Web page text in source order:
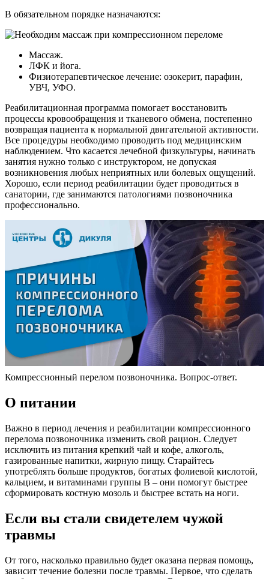
В обязательном порядке назначаются:
Массаж.
ЛФК и йога.
Физиотерапевтическое лечение: озокерит, парафин,
УВЧ, УФО.
Реабилитационная программа помогает восстановить
процессы кровообращения и тканевого обмена, постепенно
возвращая пациента к нормальной двигательной активности.
Все процедуры необходимо проводить под медицинским
наблюдением. Что касается лечебной физкультуры, начинать
занятия нужно только с инструктором, не допуская
возникновения любых неприятных или болевых ощущений.
Хорошо, если период реабилитации будет проводиться в
санатории, где занимаются патологиями позвоночника
профессионально.
Компрессионный перелом позвоночника. Вопрос-ответ.
О питании
Важно в период лечения и реабилитации компрессионного
перелома позвоночника изменить свой рацион. Следует
исключить из питания крепкий чай и кофе, алкоголь,
газированные напитки, жирную пищу. Старайтесь
употреблять больше продуктов, богатых фолиевой кислотой,
кальцием, и витаминами группы В – они помогут быстрее
сформировать костную мозоль и быстрее встать на ноги.
Если вы стали свидетелем чужой
травмы
От того, насколько правильно будет оказана первая помощь,
зависит течение болезни после травмы. Первое, что сделать